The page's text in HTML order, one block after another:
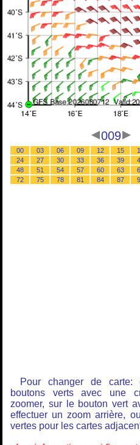
009
00 03 06 09 12 15
24
27 30 33 36 39
48
51 54 57 60 63
72
75 78 81 84 87
Pour changer de carte:
boutons verts avec une
zoomer, sur le bouton vert
effectuer un zoom arrière,
vertes pour les cartes